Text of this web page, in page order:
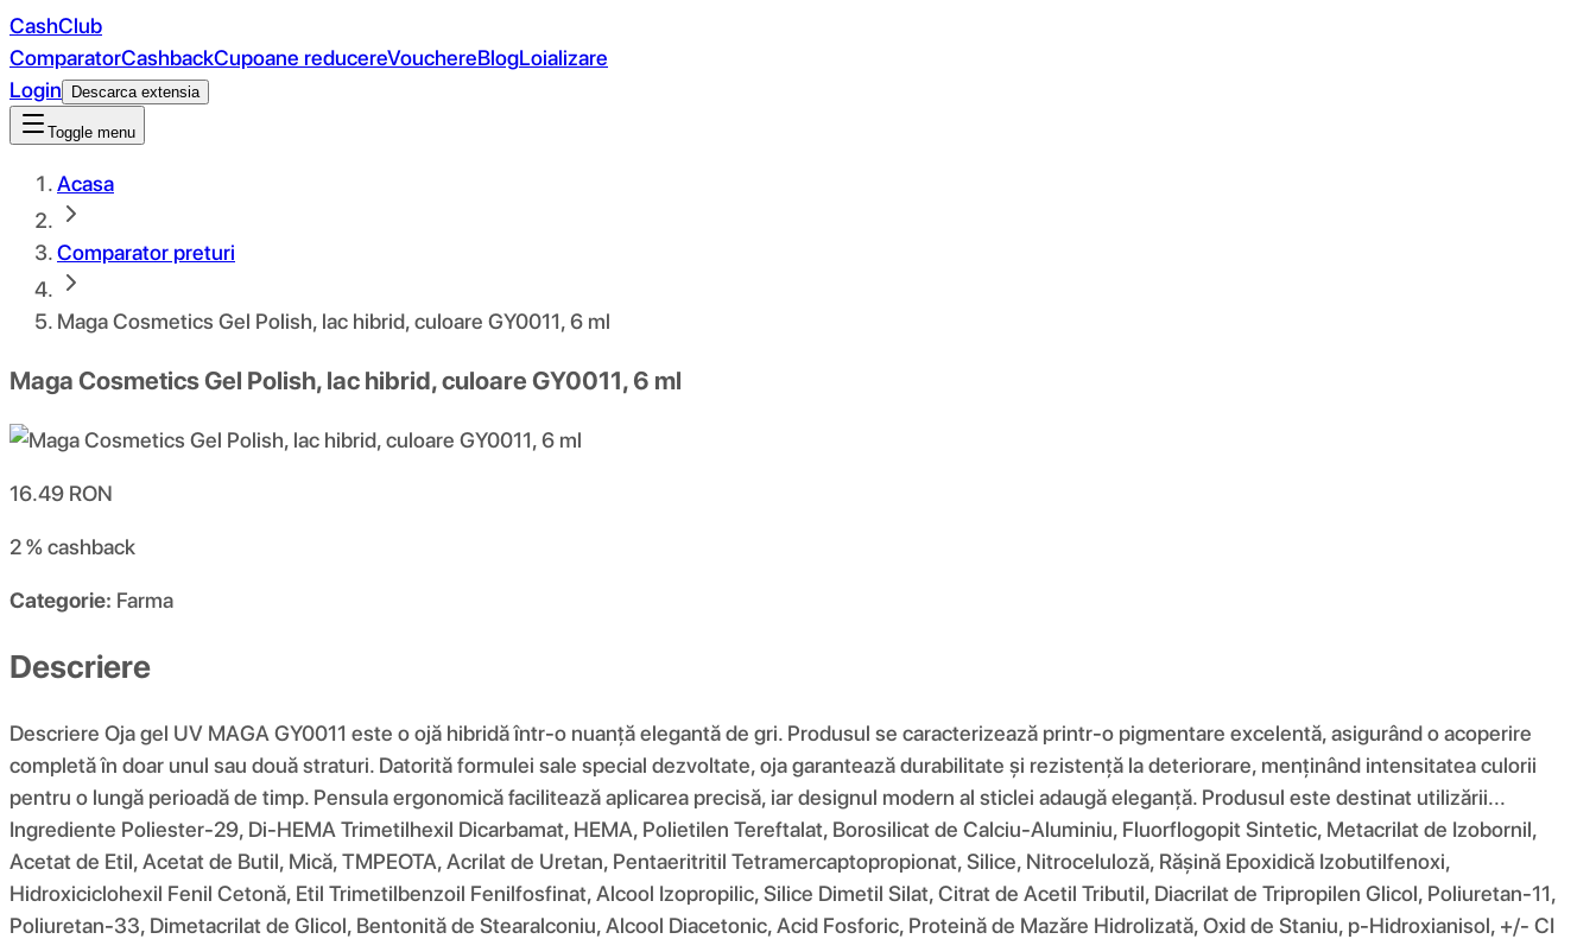
CashClub
ComparatorCashbackCupoane reducereVouchereBlogLoializare
Login
Descarca extensia
Toggle menu
Acasa
Comparator preturi
Maga Cosmetics Gel Polish, lac hibrid, culoare GY0011, 6 ml
Maga Cosmetics Gel Polish, lac hibrid, culoare GY0011, 6 ml
16.49 RON
2 %cashback
Categorie: Farma
Descriere
Descriere Oja gel UV MAGA GY0011 este o ojă hibridă într-o nuanță elegantă de gri. Produsul se caracterizează printr-o pigmentare excelentă, asigurând o acoperire
completă în doar unul sau două straturi. Datorită formulei sale special dezvoltate, oja garantează durabilitate și rezistență la deteriorare, menținând intensitatea culorii
pentru o lungă perioadă de timp. Pensula ergonomică facilitează aplicarea precisă, iar designul modern al sticlei adaugă eleganță. Produsul este destinat utilizării...
Ingrediente Poliester-29, Di-HEMA Trimetilhexil Dicarbamat, HEMA, Polietilen Tereftalat, Borosilicat de Calciu-Aluminiu, Fluorflogopit Sintetic, Metacrilat de Izobornil,
Acetat de Etil, Acetat de Butil, Mică, TMPEOTA, Acrilat de Uretan, Pentaeritritil Tetramercaptopropionat, Silice, Nitroceluloză, Rășină Epoxidică Izobutilfenoxi,
Hidroxiciclohexil Fenil Cetonă, Etil Trimetilbenzoil Fenilfosfinat, Alcool Izopropilic, Silice Dimetil Silat, Citrat de Acetil Tributil, Diacrilat de Tripropilen Glicol, Poliuretan-11,
Poliuretan-33, Dimetacrilat de Glicol, Bentonită de Stearalconiu, Alcool Diacetonic, Acid Fosforic, Proteină de Mazăre Hidrolizată, Oxid de Staniu, p-Hidroxianisol, +/- CI